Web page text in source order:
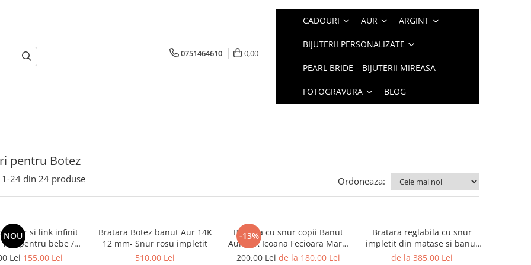
0751464610 0,00
CADOURI AUR ARGINT
BIJUTERII PERSONALIZATE
PEARL BRIDE – BIJUTERII MIREASA
FOTOGRAVURA BLOG
pentru Botez
1-24 din 24 produse Ordoneaza:
NOU
snur si link infinit
pentru bebe /
- Cadou Botez
Lei155,00 Lei
Bratara Botez banut Aur 14K
12 mm- Snur rosu impletit
510,00 Lei
-13%
Bratara cu snur copii Banut
Aur 14K Icoana Fecioara Maria
/ Maica Domnului
200,00 Leide la 180,00 Lei
Bratara reglabila cu snur
impletit din matase si banut
din aur 14K - Ingeras gravat
de la 385,00 Lei